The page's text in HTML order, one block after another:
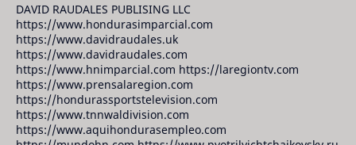
DAVID RAUDALES PUBLISING LLC
https://www.hondurasimparcial.com
https://www.davidraudales.uk
https://www.davidraudales.com
https://www.hnimparcial.com https://laregiontv.com
https://www.prensalaregion.com
https://hondurassportstelevision.com
https://www.tnnwaldivision.com
https://www.aquihondurasempleo.com